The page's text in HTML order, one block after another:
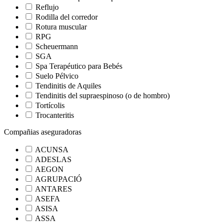
Reflujo
Rodilla del corredor
Rotura muscular
RPG
Scheuermann
SGA
Spa Terapéutico para Bebés
Suelo Pélvico
Tendinitis de Aquiles
Tendinitis del supraespinoso (o de hombro)
Tortícolis
Trocanteritis
Compañias aseguradoras
ACUNSA
ADESLAS
AEGON
AGRUPACIÓ
ANTARES
ASEFA
ASISA
ASSA